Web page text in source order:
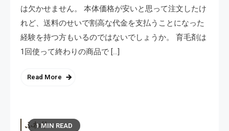
は欠かせません。 本体価格が安いと思って注文したけ
れど、送料のせいで割高な代金を支払うことになった
経験を持つ方もいるのではないでしょうか。 育毛剤は
1回使って終わりの商品で […]
Read More
1 MIN READ
ふわり